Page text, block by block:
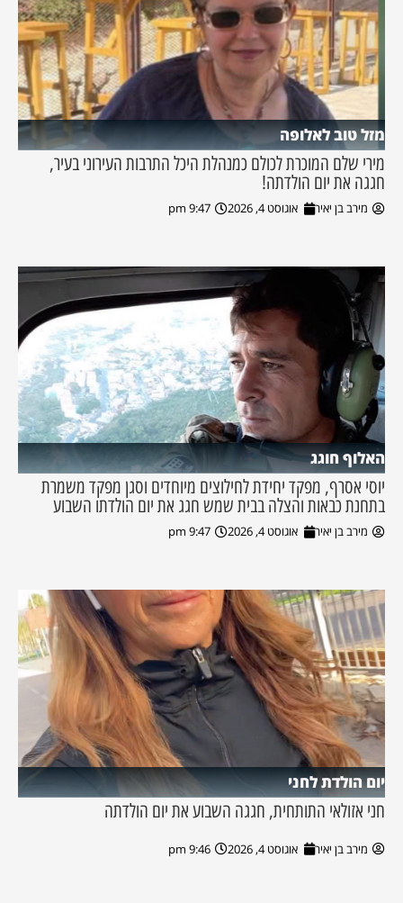
מזל טוב לאלופה
מירי שלם המוכרת לכולם כמנהלת היכל התרבות העירוני בעיר,
חגגה את יום הולדתה!
מירב בן יאיר אוגוסט 4, 2026 9:47 pm
האלוף חוגג
יוסי אסרף, מפקד יחידת לחילוצים מיוחדים וסגן מפקד משמרת
בתחנת כבאות והצלה בבית שמש חגג את יום הולדתו השבוע
מירב בן יאיר אוגוסט 4, 2026 9:47 pm
יום הולדת לחני
חני אזולאי התותחית, חגגה השבוע את יום הולדתה
מירב בן יאיר אוגוסט 4, 2026 9:46 pm